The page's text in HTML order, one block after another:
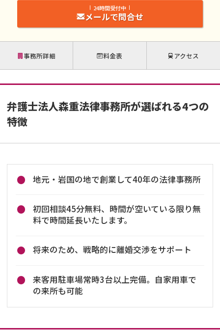
24時間受付中
メールで問合せ
事務所詳細 料金表 アクセス
弁護士法人森重法律事務所が選ばれる4つの
特徴
地元・岩国の地で創業して40年の法律事務所
初回相談45分無料、時間が空いている限り無
料で時間延長いたします。
将来のため、戦略的に離婚交渉をサポート
来客用駐車場常時3台以上完備。自家用車で
の来所も可能